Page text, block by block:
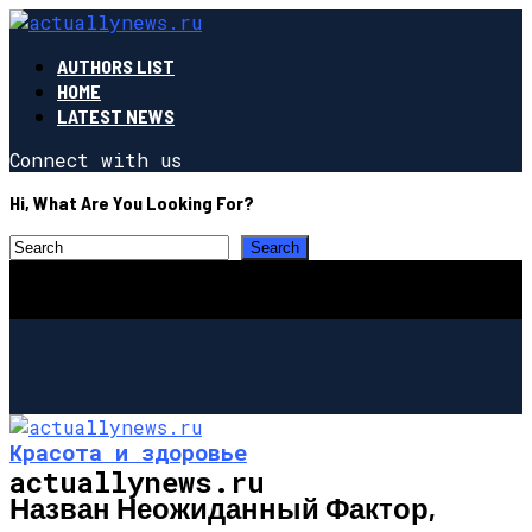
AUTHORS LIST
HOME
LATEST NEWS
Connect with us
Hi, What Are You Looking For?
actuallynews.ru
Красота и здоровье
Назван Неожиданный Фактор,